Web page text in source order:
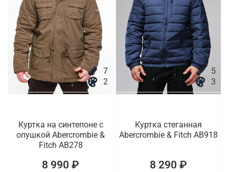
7
2
Куртка на синтепоне с
опушкой Abercrombie &
Fitch AB278
8 990 ₽
5
3
Куртка стеганная
Abercrombie & Fitch AB918
8 290 ₽